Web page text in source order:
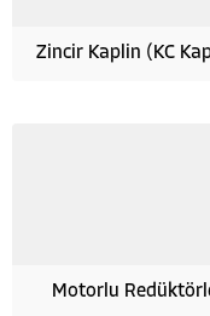
Zincir Kaplin (KC
Motorlu